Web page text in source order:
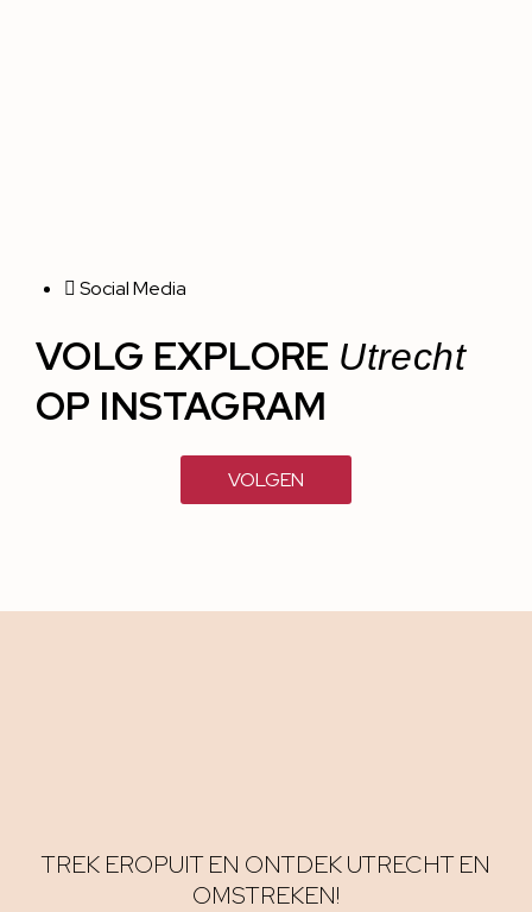
Social Media
VOLG EXPLORE Utrecht
OP INSTAGRAM
VOLGEN
TREK EROPUIT EN ONTDEK UTRECHT EN
OMSTREKEN!